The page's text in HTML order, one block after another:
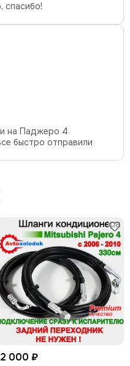
спасибо!
на Паджеро 4
быстро отправили
000 ₽